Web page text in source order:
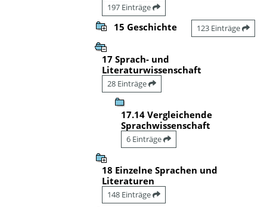
197 Einträge
15 Geschichte 123 Einträge
17 Sprach- und
Literaturwissenschaft
28 Einträge
17.14 Vergleichende
Sprachwissenschaft
6 Einträge
18 Einzelne Sprachen und
Literaturen
148 Einträge